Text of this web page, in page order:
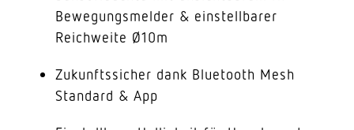
Bewegungsmelder & einstellbarer
Reichweite Ø10m
Zukunftssicher dank Bluetooth Mesh
Standard & App